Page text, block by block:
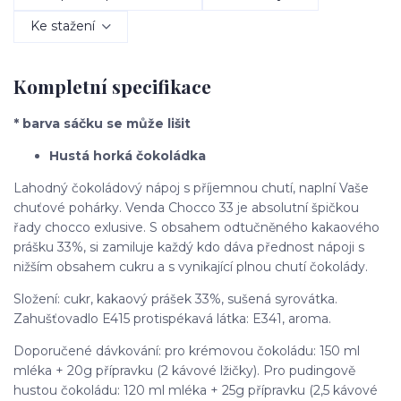
Ke stažení
Kompletní specifikace
* barva sáčku se může lišit
Hustá horká čokoládka
Lahodný čokoládový nápoj s příjemnou chutí, naplní Vaše
chuťové pohárky. Venda Chocco 33 je absolutní špičkou
řady chocco exlusive. S obsahem odtučněného kakaového
prášku 33%, si zamiluje každý kdo dáva přednost nápoji s
nižším obsahem cukru a s vynikající plnou chutí čokolády.
Složení: cukr, kakaový prášek 33%, sušená syrovátka.
Zahušťovadlo E415 protispékavá látka: E341, aroma.
Doporučené dávkování: pro krémovou čokoládu: 150 ml
mléka + 20g přípravku (2 kávové lžičky). Pro pudingově
hustou čokoládu: 120 ml mléka + 25g přípravku (2,5 kávové